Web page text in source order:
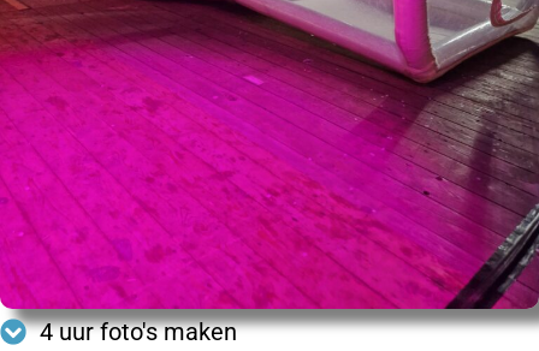
4 uur foto's maken